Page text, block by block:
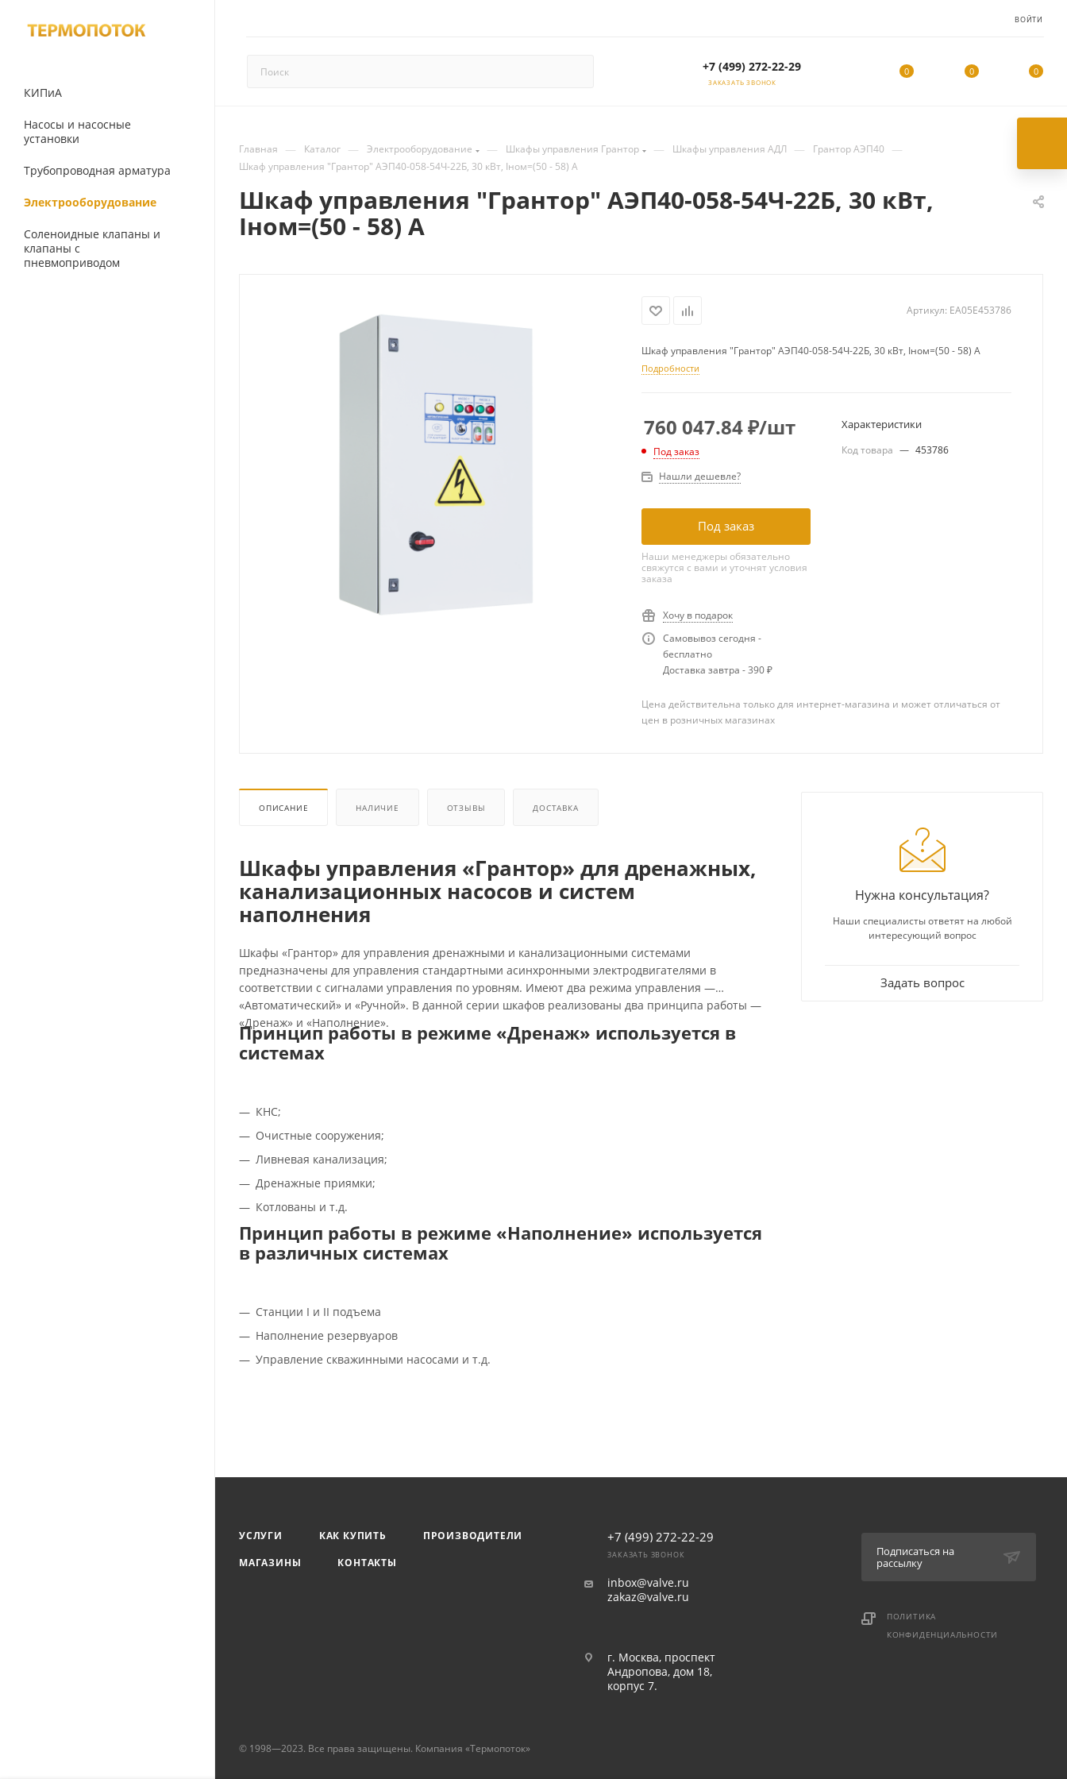
ВОЙТИ
+7 (499) 272-22-29
ЗАКАЗАТЬ ЗВОНОК
0 0 0
КИПиА
Насосы и насосные
установки
Трубопроводная арматура
Электрооборудование
Соленоидные клапаны и
клапаны с
пневмоприводом
Главная — Каталог — Электрооборудование — Шкафы управления Грантор — Шкафы управления АДЛ — Грантор АЭП40 —
Шкаф управления "Грантор" АЭП40-058-54Ч-22Б, 30 кВт, Iном=(50 - 58) А
Шкаф управления "Грантор" АЭП40-058-54Ч-22Б, 30 кВт,
Iном=(50 - 58) А
Артикул: EA05E453786
Шкаф управления "Грантор" АЭП40-058-54Ч-22Б, 30 кВт, Iном=(50 - 58) А
Подробности
760 047.84₽/шт
Под заказ
Нашли дешевле?
Под заказ
Наши менеджеры обязательно
свяжутся с вами и уточнят условия
заказа
Хочу в подарок
Самовывоз сегодня -
бесплатно
Доставка завтра - 390 ₽
Характеристики
Код товара — 453786
Цена действительна только для интернет-магазина и может отличаться от
цен в розничных магазинах
ОПИСАНИЕ НАЛИЧИЕ ОТЗЫВЫ ДОСТАВКА
Шкафы управления «Грантор» для дренажных,
канализационных насосов и систем
наполнения
Шкафы «Грантор» для управления дренажными и канализационными системами
предназначены для управления стандартными асинхронными электродвигателями в
соответствии с сигналами управления по уровням. Имеют два режима управления —
«Автоматический» и «Ручной». В данной серии шкафов реализованы два принципа работы —
«Дренаж» и «Наполнение».
Принцип работы в режиме «Дренаж» используется в
системах
КНС;
Очистные сооружения;
Ливневая канализация;
Дренажные приямки;
Котлованы и т.д.
Принцип работы в режиме «Наполнение» используется
в различных системах
Станции I и II подъема
Наполнение резервуаров
Управление скважинными насосами и т.д.
Нужна консультация?
Наши специалисты ответят на любой
интересующий вопрос
Задать вопрос
УСЛУГИ КАК КУПИТЬ
ПРОИЗВОДИТЕЛИ
МАГАЗИНЫ
КОНТАКТЫ
+7 (499) 272-22-29
ЗАКАЗАТЬ ЗВОНОК
inbox@valve.ru
zakaz@valve.ru
г. Москва, проспект
Андропова, дом 18,
корпус 7.
Подписаться на
рассылку
ПОЛИТИКА
КОНФИДЕНЦИАЛЬНОСТИ
© 1998—2023. Все права защищены. Компания «Термопоток»